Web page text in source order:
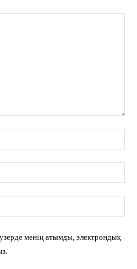
менің атымды, электрондық